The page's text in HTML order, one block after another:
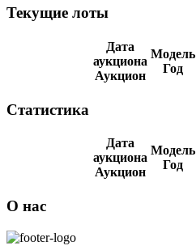
Текущие лоты
Дата
аукциона
Аукцион
Модель
Год
Статистика
Дата
аукциона
Аукцион
Модель
Год
О нас